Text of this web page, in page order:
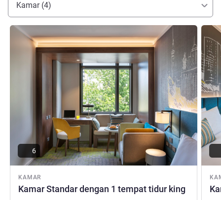
Kamar (4)
KAMAR
Kamar Standar dengan 1 tempat tidur king
Lihat detail
6
Lihat